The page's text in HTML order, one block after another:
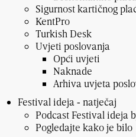
Sigurnost kartičnog
KentPro
Turkish Desk
Uvjeti poslovanja
Opći uvjeti
Naknade
Arhiva uvjeta
Festival ideja ‑ natječaj
Podcast Festival ideja
Pogledajte kako je bilo